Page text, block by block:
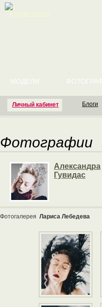
Личный кабинет
МОДЕЛИ
Блоги
Фотографии
Александра
Гувидас
Фотогалерея Лариса Лебедева